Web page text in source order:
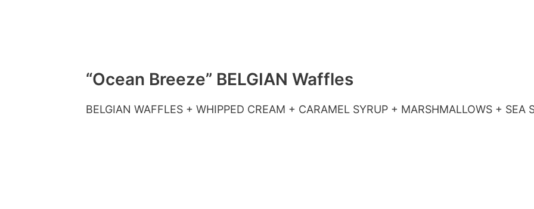
“Ocean Breeze” BELGIAN Waffles
BELGIAN WAFFLES + WHIPPED CREAM + CARAMEL SYRUP + MARSHMALLOWS + SEA